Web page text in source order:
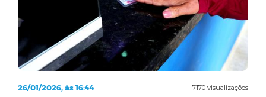
7170 visualizações
26/01/2026, às 16:44